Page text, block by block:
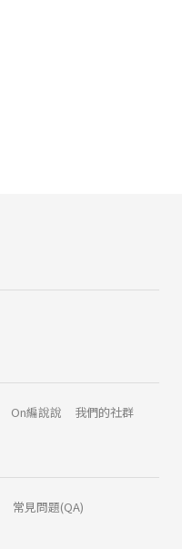
On編說說
我們的社群
常見問題(QA)